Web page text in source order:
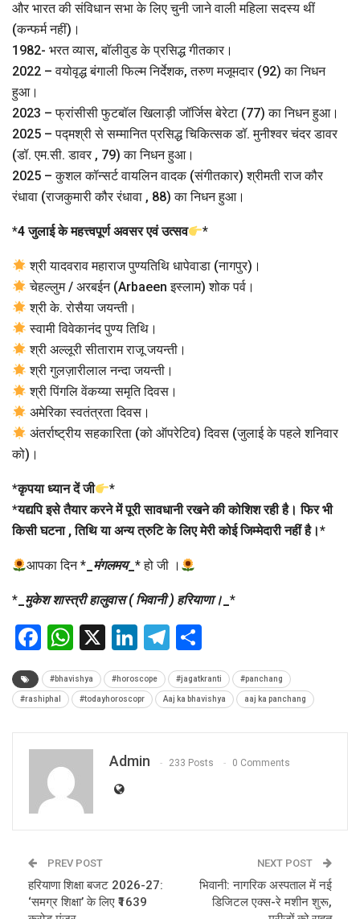
और भारत की संविधान सभा के लिए चुनी जाने वाली महिला सदस्य थीं
(कन्फर्म नहीं)।
1982- भरत व्यास, बॉलीवुड के प्रसिद्ध गीतकार।
2022 – वयोवृद्ध बंगाली फिल्म निर्देशक, तरुण मजूमदार (92) का निधन
हुआ।
2023 – फ्रांसीसी फुटबॉल खिलाड़ी जॉर्जिस बेरेटा (77) का निधन हुआ।
2025 – पद्मश्री से सम्मानित प्रसिद्ध चिकित्सक डॉ. मुनीश्वर चंदर डावर
(डॉ. एम.सी. डावर , 79) का निधन हुआ।
2025 – कुशल कॉन्सर्ट वायलिन वादक (संगीतकार) श्रीमती राज कौर
रंधावा (राजकुमारी कौर रंधावा , 88) का निधन हुआ।
*4 जुलाई के महत्त्वपूर्ण अवसर एवं उत्सव *
श्री यादवराव महाराज पुण्यतिथि धापेवाडा (नागपुर)।
चेहल्लुम / अरबईन (Arbaeen इस्लाम) शोक पर्व।
श्री के. रोसैया जयन्ती।
स्वामी विवेकानंद पुण्य तिथि।
श्री अल्लूरी सीताराम राजू जयन्ती।
श्री गुलज़ारीलाल नन्दा जयन्ती।
श्री पिंगलि वेंकय्या समृति दिवस।
अमेरिका स्वतंत्रता दिवस।
अंतर्राष्ट्रीय सहकारिता (को ऑपरेटिव) दिवस (जुलाई के पहले शनिवार
को)।
*कृपया ध्यान दें जी
*
*यद्यपि इसे तैयार करने में पूरी सावधानी रखने की कोशिश रही है। फिर भी
किसी घटना , तिथि या अन्य त्रुटि के लिए मेरी कोई जिम्मेदारी नहीं है।*
आपका दिन * मंगलमय_* हो जी ।
* मुकेश शास्त्री हालुवास ( भिवानी ) हरियाणा। *
Facebook
WhatsApp
X LinkedIn
Telegram
#bhavishya #horoscope #jagatkranti #panchang
#rashiphal #todayhoroscopr Aaj ka bhavishya aaj ka panchang
Admin 233 Posts 0 Comments
PREV POST
हरियाणा शिक्षा बजट 2026-27:
‘समग्र शिक्षा’ के लिए ₹1639
NEXT POST
भिवानी: नागरिक अस्पताल में नई
डिजिटल एक्स-रे मशीन शुरू,